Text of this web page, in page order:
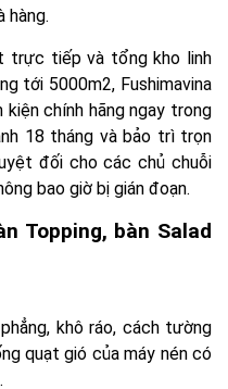
hàng.
trực tiếp và tổng kho linh
tới 5000m2, Fushimavina
chính hãng ngay trong
18 tháng và bảo trì trọn
đối cho các chủ chuỗi
bao giờ bị gián đoạn.
Topping, bàn Salad
khô ráo, cách tường
quạt gió của máy nén có